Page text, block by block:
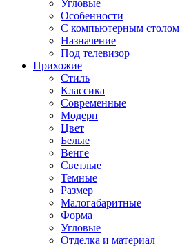
Угловые
Особенности
С компьютерным столом
Назначение
Под телевизор
Прихожие
Стиль
Классика
Современные
Модерн
Цвет
Белые
Венге
Светлые
Темные
Размер
Малогабаритные
Форма
Угловые
Отделка и материал